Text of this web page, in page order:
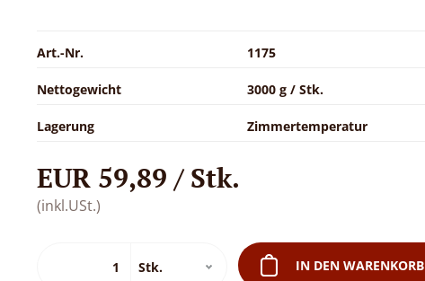
Art.-Nr. 1175
Nettogewicht 3000 g / Stk.
Lagerung Zimmertemperatur
EUR 59,89 / Stk.
(inkl.USt.)
IN DEN WARENKORB